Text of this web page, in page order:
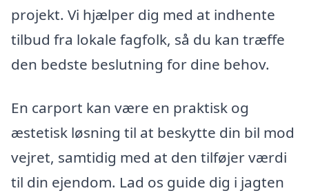
projekt. Vi hjælper dig med at indhente
tilbud fra lokale fagfolk, så du kan træffe
den bedste beslutning for dine behov.
En carport kan være en praktisk og
æstetisk løsning til at beskytte din bil mod
vejret, samtidig med at den tilføjer værdi
til din ejendom. Lad os guide dig i jagten